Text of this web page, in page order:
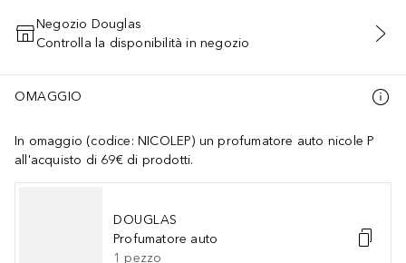
AGGIUNGI AL CARRELLO
Negozio Douglas
Controlla la disponibilità in negozio
OMAGGIO
In omaggio (codice: NICOLEP) un profumatore auto nicole P
all'acquisto di 69€ di prodotti.
DOUGLAS
Profumatore auto
1 pezzo